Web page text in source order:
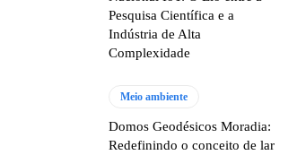
Pesquisa Científica e a
Indústria de Alta
Complexidade
Meio ambiente
Domos Geodésicos Moradia:
Redefinindo o conceito de lar